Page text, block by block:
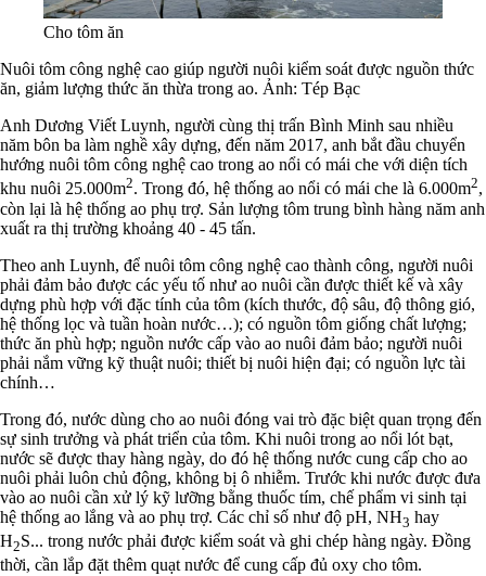
Cho tôm ăn
Nuôi tôm công nghệ cao giúp người nuôi kiểm soát được nguồn thức
ăn, giảm lượng thức ăn thừa trong ao. Ảnh: Tép Bạc
Anh Dương Viết Luynh, người cùng thị trấn Bình Minh sau nhiều
năm bôn ba làm nghề xây dựng, đến năm 2017, anh bắt đầu chuyển
hướng nuôi tôm công nghệ cao trong ao nổi có mái che với diện tích
khu nuôi 25.000m2. Trong đó, hệ thống ao nổi có mái che là 6.000m2,
còn lại là hệ thống ao phụ trợ. Sản lượng tôm trung bình hàng năm anh
xuất ra thị trường khoảng 40 - 45 tấn.
Theo anh Luynh, để nuôi tôm công nghệ cao thành công, người nuôi
phải đảm bảo được các yếu tố như ao nuôi cần được thiết kế và xây
dựng phù hợp với đặc tính của tôm (kích thước, độ sâu, độ thông gió,
hệ thống lọc và tuần hoàn nước…); có nguồn tôm giống chất lượng;
thức ăn phù hợp; nguồn nước cấp vào ao nuôi đảm bảo; người nuôi
phải nắm vững kỹ thuật nuôi; thiết bị nuôi hiện đại; có nguồn lực tài
chính…
Trong đó, nước dùng cho ao nuôi đóng vai trò đặc biệt quan trọng đến
sự sinh trưởng và phát triển của tôm. Khi nuôi trong ao nổi lót bạt,
nước sẽ được thay hàng ngày, do đó hệ thống nước cung cấp cho ao
nuôi phải luôn chủ động, không bị ô nhiễm. Trước khi nước được đưa
vào ao nuôi cần xử lý kỹ lưỡng bằng thuốc tím, chế phẩm vi sinh tại
hệ thống ao lắng và ao phụ trợ. Các chỉ số như độ pH, NH3 hay
H2S... trong nước phải được kiểm soát và ghi chép hàng ngày. Đồng
thời, cần lắp đặt thêm quạt nước để cung cấp đủ oxy cho tôm.